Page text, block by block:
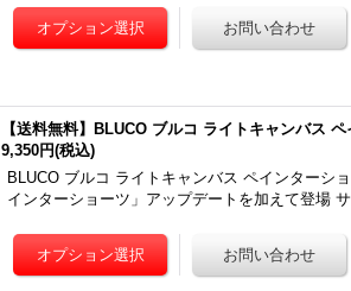
【送料無料】BLUCO ブルコ ライトキャンバス
9,350円(税込)
BLUCO ブルコ ライトキャンバス ペインターシ
インターショーツ」アップデートを加えて登場